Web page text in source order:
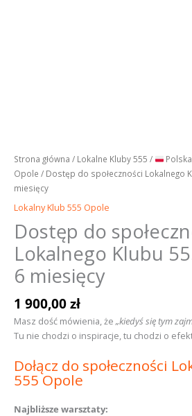
Strona główna / Lokalne Kluby 555 / Polska
Opole / Dostęp do społeczności Lokalnego
miesięcy
Lokalny Klub 555 Opole
Dostęp do
Lokalnego Klubu
6 miesięcy
1 900,00zł
Masz dość mówienia, że „kiedyś się tym
Tu nie chodzi o inspiracje, tu chodzi o
Dołącz do społeczności
555 Opole
Najbliższe warsztaty: